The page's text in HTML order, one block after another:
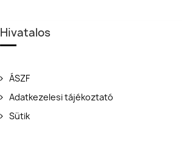
Hivatalos
ÁSZF
Adatkezelesi tájékoztató
Sütik